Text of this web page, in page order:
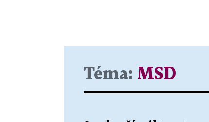
Téma: MSD